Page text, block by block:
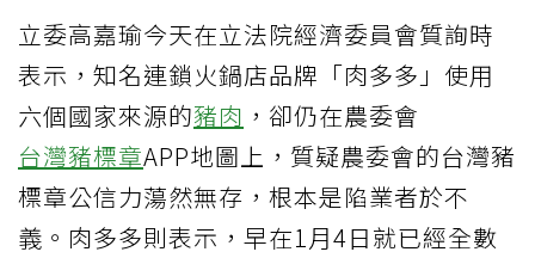
立委高嘉瑜今天在立法院經濟委員會質詢時
表示，知名連鎖火鍋店品牌「肉多多」使用
六個國家來源的豬肉 ，卻仍在農委會
台灣豬標章APP地圖上，質疑農委會的台灣豬
標章公信力蕩然無存，根本是陷業者於不
義。肉多多則表示，早在1月4日就已經全數